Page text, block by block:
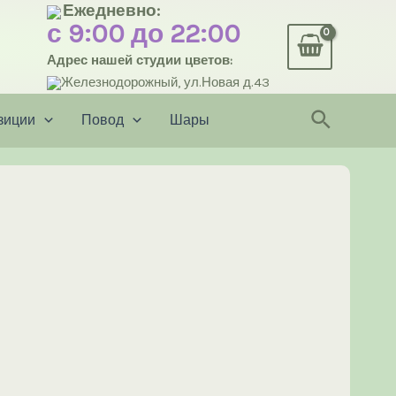
Ежедневно:
с 9:00 до 22:00
Адрес нашей студии цветов:
Железнодорожный, ул.Новая д.43
Повод Шары Поиск